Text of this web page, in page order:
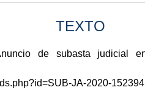
TEXTO
de subasta judicial
JA-2020-152394